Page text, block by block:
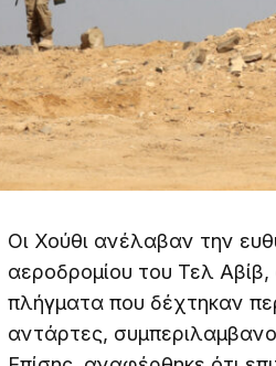
Οι Χούθι ανέλαβαν την
αεροδρομίου του Τελ
πλήγματα που δέχτηκαν
αντάρτες,